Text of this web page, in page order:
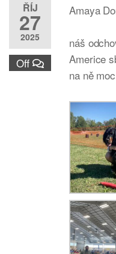
ŘÍJ
27
2025
Off
Amaya
náš
Americe
na ně